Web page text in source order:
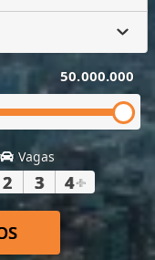
50.000.000
Vagas
2 3 4+